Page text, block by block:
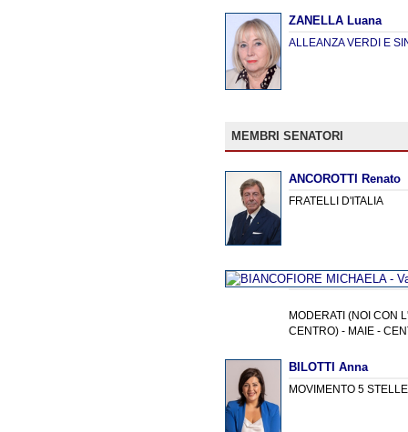
ZANELLA Luana
ALLEANZA VERDI E
MEMBRI SENATORI
ANCOROTTI Renato
FRATELLI D'ITALIA
MODERATI (NOI CON
CENTRO) - MAIE -
BILOTTI Anna
MOVIMENTO 5 STELLE